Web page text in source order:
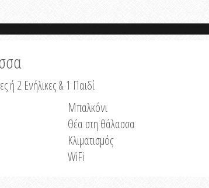
ή 2 Ενήλικες & 1 Παιδί
Μπαλκόνι
Θέα στη θάλασσα
Κλιματισμός
WiFi